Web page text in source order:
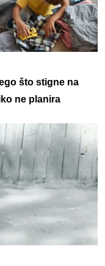
što stigne na
ne planira